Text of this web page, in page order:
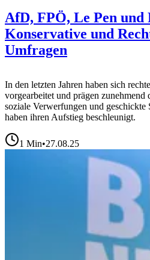
AfD, FPÖ, Le Pen und
Konservative und
Umfragen
In den letzten Jahren haben sich
vorgearbeitet und prägen
soziale Verwerfungen und geschickte
haben ihren Aufstieg beschleunigt.
1 Min•27.08.25